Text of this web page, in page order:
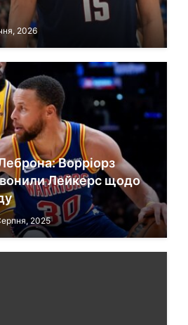
2026
Ворріорз
Лейкерс щодо
2025